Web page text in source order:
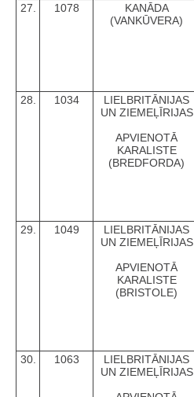
27.
1078
KANĀDA
(VANKŪVERA)
28.
1034
LIELBRITĀNIJAS
UN ZIEMEĻĪRIJAS
APVIENOTĀ
KARALISTE
(BREDFORDA)
29.
1049
LIELBRITĀNIJAS
UN ZIEMEĻĪRIJAS
APVIENOTĀ
KARALISTE
(BRISTOLE)
30.
1063
LIELBRITĀNIJAS
UN ZIEMEĻĪRIJAS